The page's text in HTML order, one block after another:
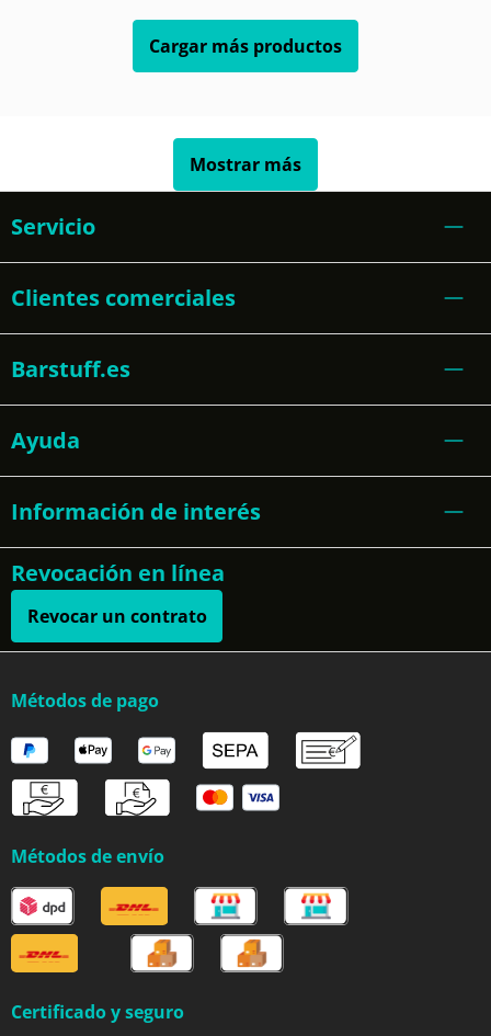
Cargar más productos
Mostrar más
Servicio
Clientes comerciales
Barstuff.es
Ayuda
Información de interés
Revocación en línea
Revocar un contrato
Métodos de pago
Métodos de envío
Certificado y seguro